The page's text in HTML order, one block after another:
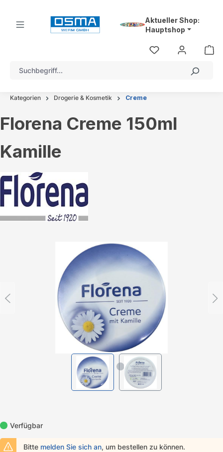
Aktueller Shop:
Hauptshop
Kategorien Drogerie & Kosmetik Creme
Florena Creme 150ml
Kamille
Verfügbar
Bitte melden Sie sich an, um bestellen zu können.